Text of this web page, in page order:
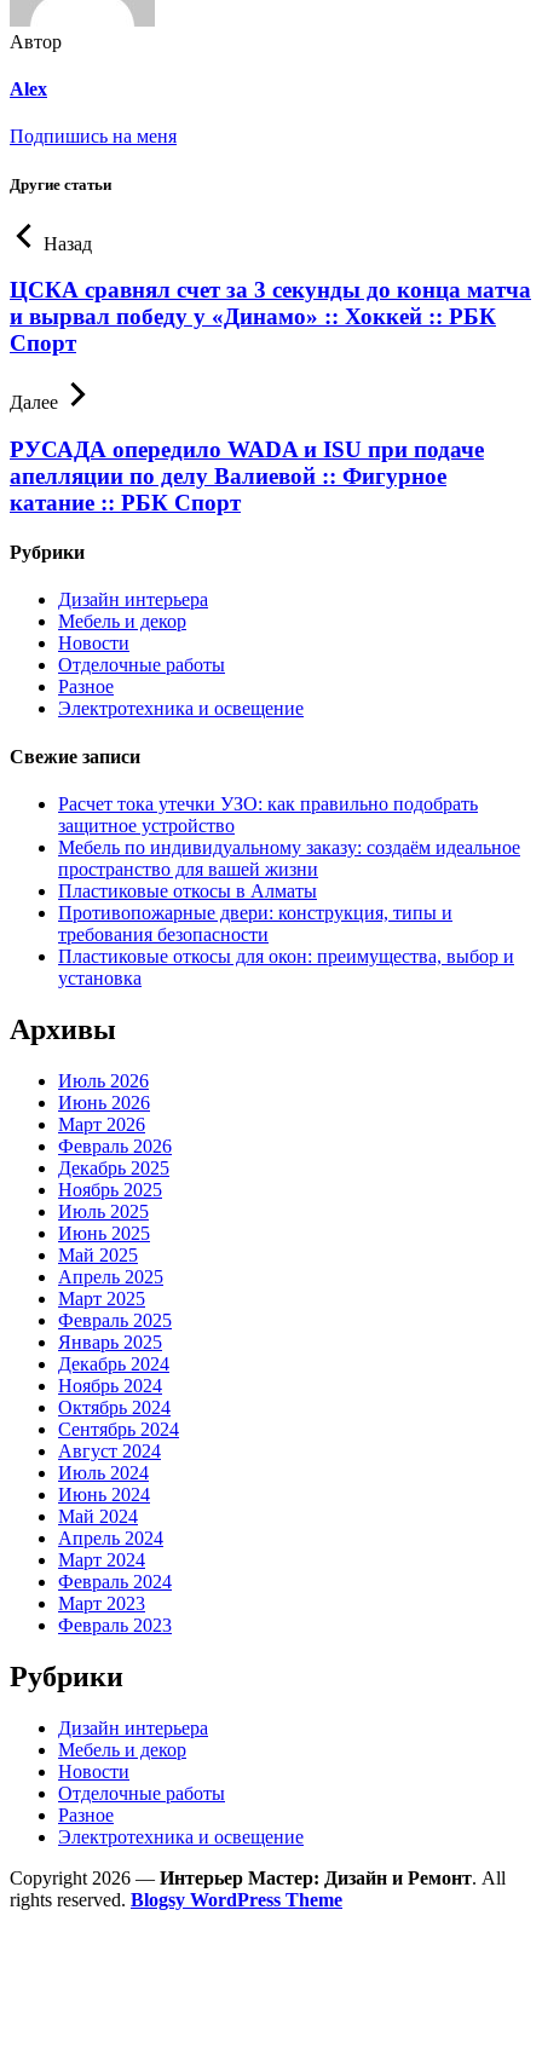
Автор
Alex
Подпишись на меня
Другие статьи
Назад
ЦСКА сравнял счет за 3 секунды до конца матча
и вырвал победу у «Динамо» :: Хоккей :: РБК
Спорт
Далее
РУСАДА опередило WADA и ISU при подаче
апелляции по делу Валиевой :: Фигурное
катание :: РБК Спорт
Рубрики
Дизайн интерьера
Мебель и декор
Новости
Отделочные работы
Разное
Электротехника и освещение
Свежие записи
Расчет тока утечки УЗО: как правильно подобрать
защитное устройство
Мебель по индивидуальному заказу: создаём идеальное
пространство для вашей жизни
Пластиковые откосы в Алматы
Противопожарные двери: конструкция, типы и
требования безопасности
Пластиковые откосы для окон: преимущества, выбор и
установка
Архивы
Июль 2026
Июнь 2026
Март 2026
Февраль 2026
Декабрь 2025
Ноябрь 2025
Июль 2025
Июнь 2025
Май 2025
Апрель 2025
Март 2025
Февраль 2025
Январь 2025
Декабрь 2024
Ноябрь 2024
Октябрь 2024
Сентябрь 2024
Август 2024
Июль 2024
Июнь 2024
Май 2024
Апрель 2024
Март 2024
Февраль 2024
Март 2023
Февраль 2023
Рубрики
Дизайн интерьера
Мебель и декор
Новости
Отделочные работы
Разное
Электротехника и освещение
Copyright 2026 — Интерьер Мастер: Дизайн и Ремонт. All
rights reserved. Blogsy WordPress Theme